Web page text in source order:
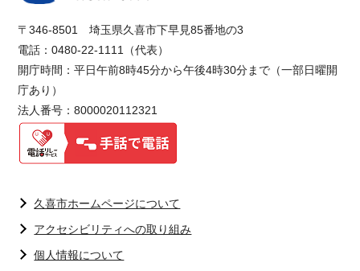
〒346-8501 埼玉県久喜市下早見85番地の3
電話：0480-22-1111（代表）
開庁時間：平日午前8時45分から午後4時30分まで（一部日曜開
庁あり）
法人番号：8000020112321
久喜市ホームページについて
アクセシビリティへの取り組み
個人情報について